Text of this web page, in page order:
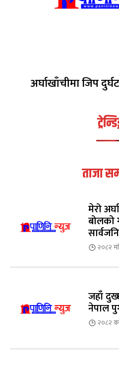
अर्घाखाँचीमा जिप
ताजा
मेरो
बोलको
२०८२
जहाँ
नेपाल
२०८२